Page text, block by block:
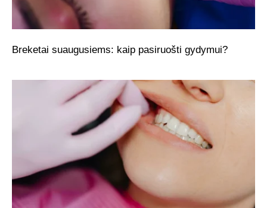
Breketai suaugusiems: kaip pasiruošti gydymui?